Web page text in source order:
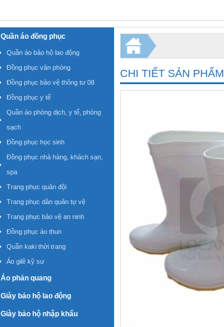
CHI TIẾT SẢN PHẨM
Quần áo đồng phục
Quần áo bảo hộ lao động
Đồng phục văn phòng
Đồng phục bảo vệ thông tư 08
Đồng phục y tế
Quần áo phòng dịch, y tế, phòng
sạch
Đồng phục học sinh
Đồng phục nhà hàng, khách sạn,
spa
Trang phục quân đội
Trang phục dân quân tự vệ
Trang phục bảo vệ an ninh
Đồng phục áo thun
Quần kaki thời trang
Áo gilê kỹ sư
Áo phản quang
Giày bảo hộ lao động
Giày bảo hộ nhập khẩu